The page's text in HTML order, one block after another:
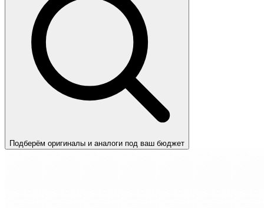
Подберём оригиналы и аналоги под ваш бюджет